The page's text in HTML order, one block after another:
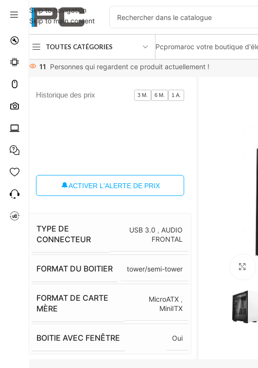
Skip to navigation
Skip to main content
TOUTES CATÉGORIES Pcpromaroc votre boutique
Accueil Composants Boîtier PC
Deepcool Macube 110 White
11
Personnes qui regardent ce produit actuellement !
Historique des prix 3 M. 6 M. 1 A.
🔔ACTIVER L'ALERTE DE PRIX
TYPE DE
CONNECTEUR
USB 3.0 , AUDIO
FRONTAL
FORMAT DU BOITIER tower/semi-tower
FORMAT DE CARTE
MÈRE
MicroATX ,
MiniITX
BOITIE AVEC FENÊTRE Oui